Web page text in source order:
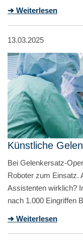
➔ Weiterlesen
13.03.2025
Künstliche
Bei Gelenkersatz-
Roboter zum Einsatz.
Assistenten wirklich?
nach 1.000 Eingriffen
➔ Weiterlesen